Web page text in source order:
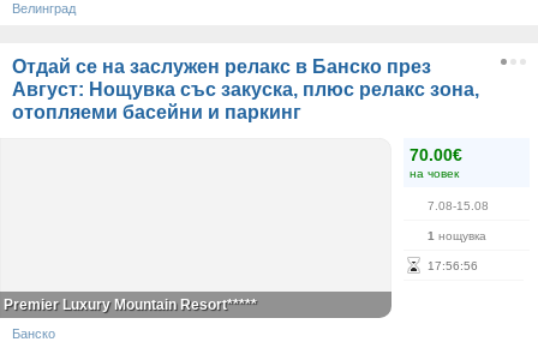
Велинград
Отдай се на заслужен релакс в Банско през
Август: Нощувка със закуска, плюс релакс зона,
отопляеми басейни и паркинг
70.00€
на човек
7.08-15.08
1 нощувка
17:56:55
Premier Luxury Mountain Resort*****
Банско